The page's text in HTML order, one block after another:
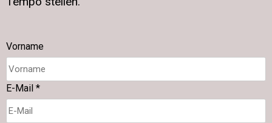
Vorname
E-Mail *